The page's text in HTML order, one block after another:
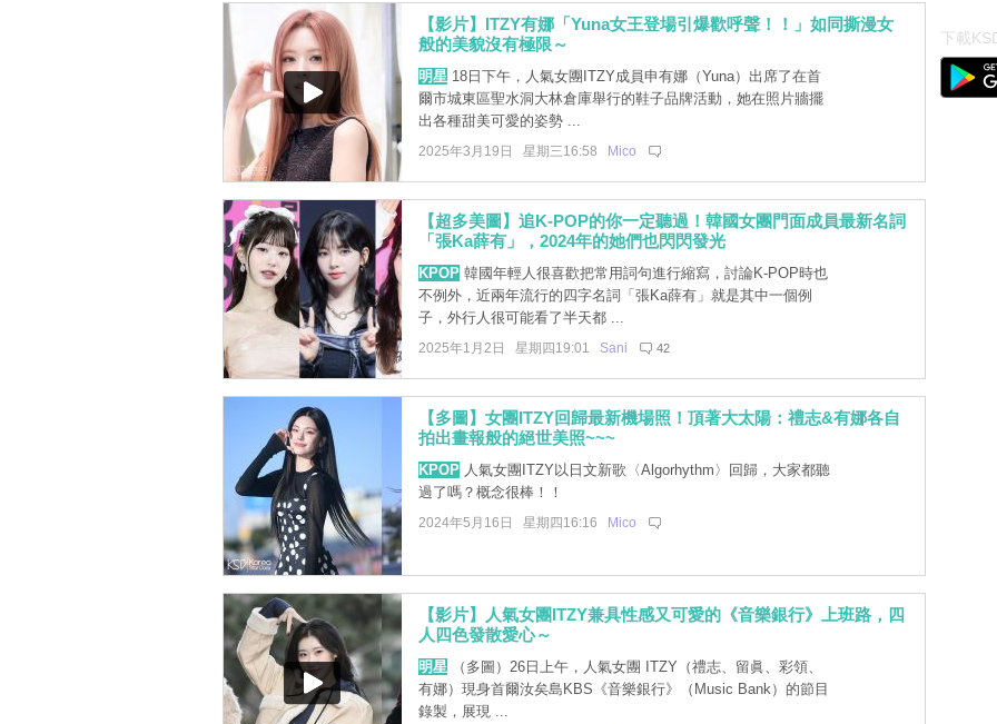
【影片】ITZY有娜「Yuna女王登場引爆歡呼聲！！」如同撕漫女
般的美貌沒有極限～
明星18日下午，人氣女團ITZY成員申有娜（Yuna）出席了在首
爾市城東區聖水洞大林倉庫舉行的鞋子品牌活動，她在照片牆擺
出各種甜美可愛的姿勢 ...
2025年3月19日 星期三16:58 Mico
【超多美圖】追K-POP的你一定聽過！韓國女團門面成員最新名詞
「張Ka薛有」，2024年的她們也閃閃發光
KPOP韓國年輕人很喜歡把常用詞句進行縮寫，討論K-POP時也
不例外，近兩年流行的四字名詞「張Ka薛有」就是其中一個例
子，外行人很可能看了半天都 ...
2025年1月2日 星期四19:01 Sani 42
【多圖】女團ITZY回歸最新機場照！頂著大太陽：禮志&有娜各自
拍出畫報般的絕世美照~~~
KPOP人氣女團ITZY以日文新歌〈Algorhythm〉回歸，大家都聽
過了嗎？概念很棒！！
2024年5月16日 星期四16:16 Mico
【影片】人氣女團ITZY兼具性感又可愛的《音樂銀行》上班路，四
人四色發散愛心～
明星（多圖）26日上午，人氣女團 ITZY（禮志、留眞、彩領、
有娜）現身首爾汝矣島KBS《音樂銀行》（Music Bank）的節目
錄製，展現 ...
下載